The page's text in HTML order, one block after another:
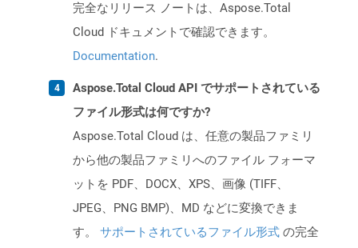
完全なリリース ノートは、Aspose.Total
Cloud ドキュメントで確認できます。
Documentation.
Aspose.Total Cloud API でサポートされている
ファイル形式は何ですか?
Aspose.Total Cloud は、任意の製品ファミリ
から他の製品ファミリへのファイル フォーマ
ットを PDF、DOCX、XPS、画像 (TIFF、
JPEG、PNG BMP)、MD などに変換できま
す。 サポートされているファイル形式 の完全